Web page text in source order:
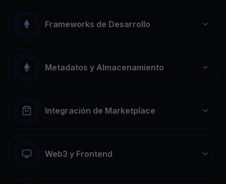
Frameworks de Desarrollo
Metadatos y Almacenamiento
Integración de Marketplace
Web3 y Frontend